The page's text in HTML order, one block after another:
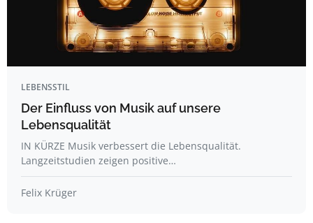
LEBENSSTIL
Der Einfluss von Musik auf unsere
Lebensqualität
IN KÜRZE Musik verbessert die Lebensqualität.
Langzeitstudien zeigen positive…
Felix Krüger